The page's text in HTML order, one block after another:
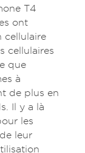
T4
ont
cellulaire
cellulaires
que
à
de plus en
Il y a là
les
leur